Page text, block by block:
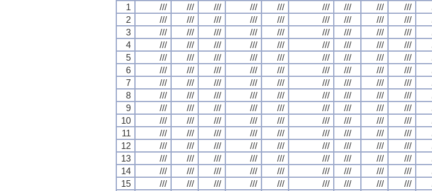
1
/// /// /// /// /// /// /// /// ///
2
/// /// /// /// /// /// /// /// ///
3
/// /// /// /// /// /// /// /// ///
4
/// /// /// /// /// /// /// /// ///
5
/// /// /// /// /// /// /// /// ///
6
/// /// /// /// /// /// /// /// ///
7
/// /// /// /// /// /// /// /// ///
8
/// /// /// /// /// /// /// /// ///
9
/// /// /// /// /// /// /// /// ///
10
/// /// /// /// /// /// /// /// ///
11
/// /// /// /// /// /// /// /// ///
12
/// /// /// /// /// /// /// /// ///
13
/// /// /// /// /// /// /// /// ///
14
/// /// /// /// /// /// /// /// ///
15
/// /// /// /// /// /// /// /// ///